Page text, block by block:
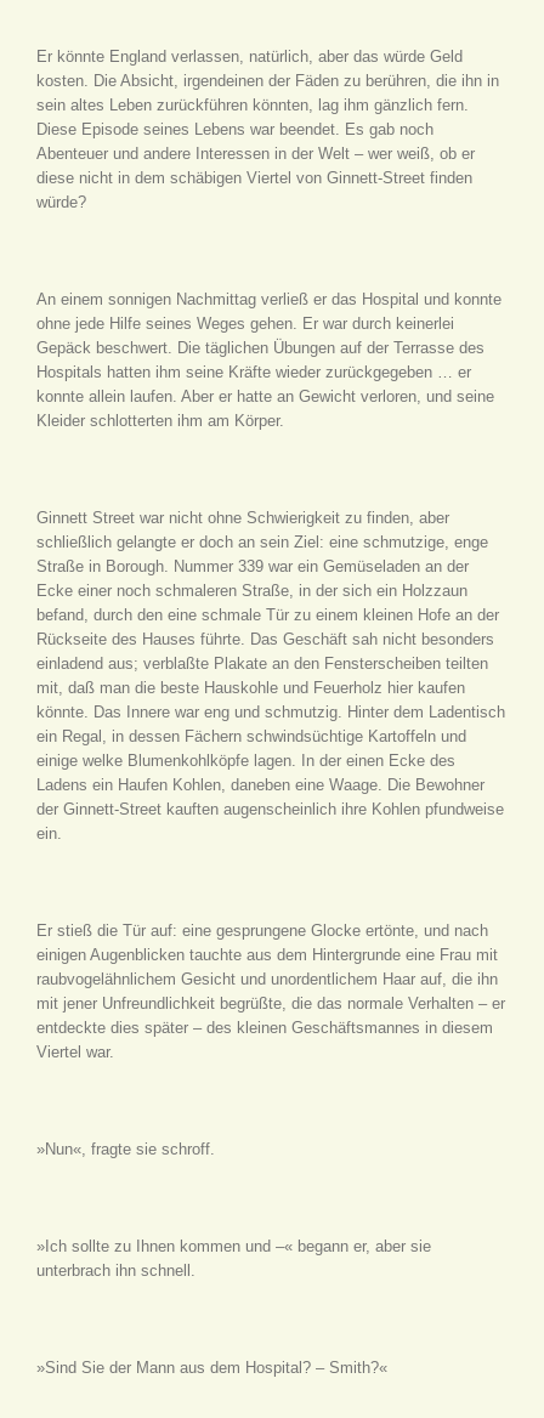
Er könnte England verlassen, natürlich, aber das würde Geld
kosten. Die Absicht, irgendeinen der Fäden zu berühren, die ihn in
sein altes Leben zurückführen könnten, lag ihm gänzlich fern.
Diese Episode seines Lebens war beendet. Es gab noch
Abenteuer und andere Interessen in der Welt – wer weiß, ob er
diese nicht in dem schäbigen Viertel von Ginnett-Street finden
würde?
An einem sonnigen Nachmittag verließ er das Hospital und konnte
ohne jede Hilfe seines Weges gehen. Er war durch keinerlei
Gepäck beschwert. Die täglichen Übungen auf der Terrasse des
Hospitals hatten ihm seine Kräfte wieder zurückgegeben … er
konnte allein laufen. Aber er hatte an Gewicht verloren, und seine
Kleider schlotterten ihm am Körper.
Ginnett Street war nicht ohne Schwierigkeit zu finden, aber
schließlich gelangte er doch an sein Ziel: eine schmutzige, enge
Straße in Borough. Nummer 339 war ein Gemüseladen an der
Ecke einer noch schmaleren Straße, in der sich ein Holzzaun
befand, durch den eine schmale Tür zu einem kleinen Hofe an der
Rückseite des Hauses führte. Das Geschäft sah nicht besonders
einladend aus; verblaßte Plakate an den Fensterscheiben teilten
mit, daß man die beste Hauskohle und Feuerholz hier kaufen
könnte. Das Innere war eng und schmutzig. Hinter dem Ladentisch
ein Regal, in dessen Fächern schwindsüchtige Kartoffeln und
einige welke Blumenkohlköpfe lagen. In der einen Ecke des
Ladens ein Haufen Kohlen, daneben eine Waage. Die Bewohner
der Ginnett-Street kauften augenscheinlich ihre Kohlen pfundweise
ein.
Er stieß die Tür auf: eine gesprungene Glocke ertönte, und nach
einigen Augenblicken tauchte aus dem Hintergrunde eine Frau mit
raubvogelähnlichem Gesicht und unordentlichem Haar auf, die ihn
mit jener Unfreundlichkeit begrüßte, die das normale Verhalten – er
entdeckte dies später – des kleinen Geschäftsmannes in diesem
Viertel war.
»Nun«, fragte sie schroff.
»Ich sollte zu Ihnen kommen und –« begann er, aber sie
unterbrach ihn schnell.
»Sind Sie der Mann aus dem Hospital? – Smith?«